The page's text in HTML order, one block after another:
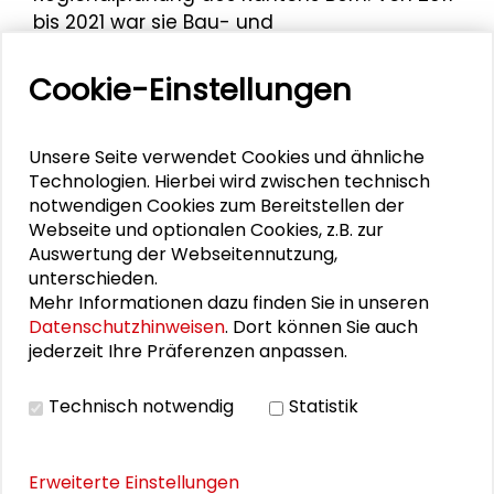
bis 2021 war sie Bau- und
Sie hatte zahlreiche Lehraufträge inne,
beispielsweise an der TU Darmstadt für
Barbara Boczek ist Mitherausgeberin des
Buches "Dem Grün auf der Spur", welches sie
am 17. Oktober 2024 im Schader-Forum bei
der Impulsrunde und Diskussion
auf der Spur"
Personen im Kontext
Cookie-Einstellungen
Unsere Seite verwendet Cookies und ähnliche
Technologien. Hierbei wird zwischen technisch
notwendigen Cookies zum Bereitstellen der
Webseite und optionalen Cookies, z.B. zur
Auswertung der Webseitennutzung,
unterschieden.
Mehr Informationen dazu finden Sie in unseren
Datenschutzhinweisen. Dort können Sie auch
jederzeit Ihre Präferenzen anpassen.
Technisch notwendig Statistik
Erweiterte Einstellungen